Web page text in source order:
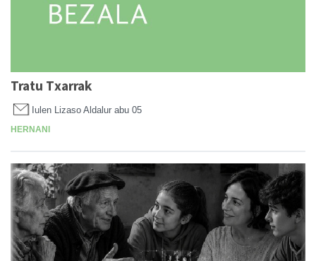
Tratu Txarrak
Iulen Lizaso Aldalur abu 05
HERNANI